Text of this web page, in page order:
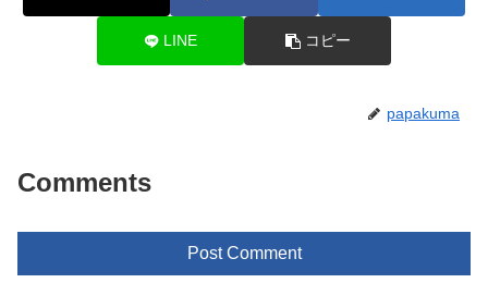
LINE コピー
papakuma
Comments
Post Comment